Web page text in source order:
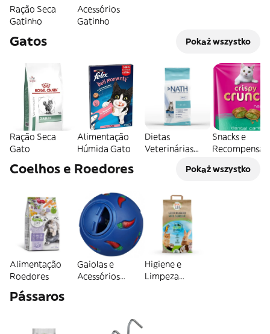
Ração Seca
Gatinho
Acessórios
Gatinho
Gatos Pokaż wszystko
Ração Seca
Gato
Alimentação
Húmida Gato
Dietas
Veterinárias
Snacks e
Recompensas
Coelhos e Roedores Pokaż wszystko
Alimentação
Roedores
Gaiolas e
Acessórios
Higiene e
Limpeza
Pássaros